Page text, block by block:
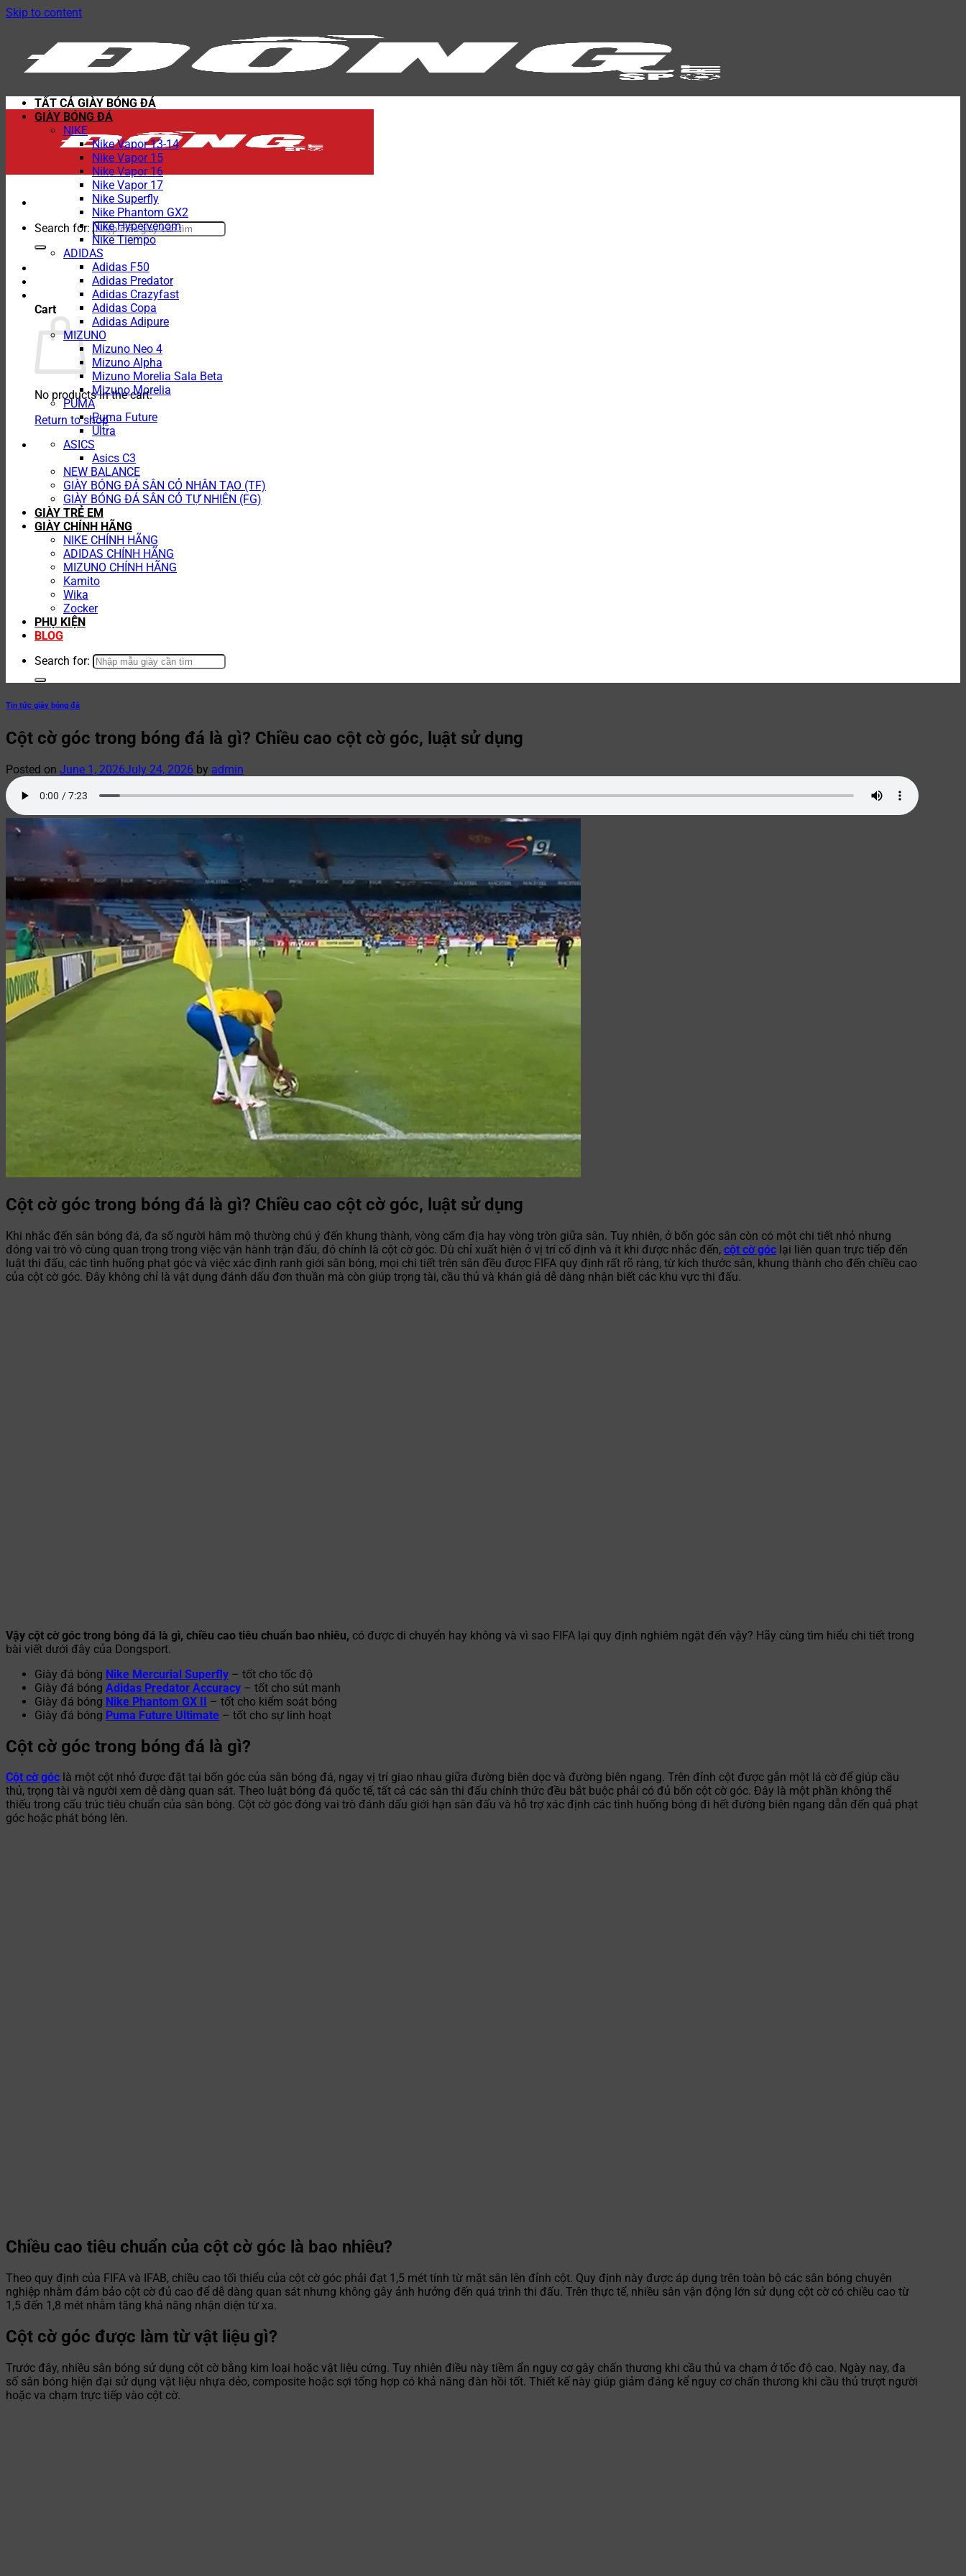
Skip to content
Search for:
Cart
No products in the cart.
Return to shop
TẤT CẢ GIÀY BÓNG ĐÁ
GIÀY BÓNG ĐÁ
NIKE
Nike Vapor 13-14
Nike Vapor 15
Nike Vapor 16
Nike Vapor 17
Nike Superfly
Nike Phantom GX2
Nike Hypervenom
Nike Tiempo
ADIDAS
Adidas F50
Adidas Predator
Adidas Crazyfast
Adidas Copa
Adidas Adipure
MIZUNO
Mizuno Neo 4
Mizuno Alpha
Mizuno Morelia Sala Beta
Mizuno Morelia
PUMA
Puma Future
Ultra
ASICS
Asics C3
NEW BALANCE
GIÀY BÓNG ĐÁ SÂN CỎ NHÂN TẠO (TF)
GIÀY BÓNG ĐÁ SÂN CỎ TỰ NHIÊN (FG)
GIÀY TRẺ EM
GIÀY CHÍNH HÃNG
NIKE CHÍNH HÃNG
ADIDAS CHÍNH HÃNG
MIZUNO CHÍNH HÃNG
Kamito
Wika
Zocker
PHỤ KIỆN
BLOG
Search for:
Tin tức giày bóng đá
Cột cờ góc trong bóng đá là gì? Chiều cao cột cờ góc, luật sử dụng
Posted on June 1, 2026July 24, 2026 by admin
Cột cờ góc trong bóng đá là gì? Chiều cao cột cờ góc, luật sử dụng
Khi nhắc đến sân bóng đá, đa số người hâm mộ thường chú ý đến khung thành, vòng cấm địa hay vòng tròn giữa sân. Tuy nhiên, ở bốn góc sân còn có một chi tiết nhỏ nhưng
đóng vai trò vô cùng quan trọng trong việc vận hành trận đấu, đó chính là cột cờ góc. Dù chỉ xuất hiện ở vị trí cố định và ít khi được nhắc đến, cột cờ góc lại liên quan trực tiếp đến
luật thi đấu, các tình huống phạt góc và việc xác định ranh giới sân bóng, mọi chi tiết trên sân đều được FIFA quy định rất rõ ràng, từ kích thước sân, khung thành cho đến chiều cao
của cột cờ góc. Đây không chỉ là vật dụng đánh dấu đơn thuần mà còn giúp trọng tài, cầu thủ và khán giả dễ dàng nhận biết các khu vực thi đấu.
Vậy cột cờ góc trong bóng đá là gì, chiều cao tiêu chuẩn bao nhiêu, có được di chuyển hay không và vì sao FIFA lại quy định nghiêm ngặt đến vậy? Hãy cùng tìm hiểu chi tiết trong
bài viết dưới đây của Dongsport.
Giày đá bóng Nike Mercurial Superfly – tốt cho tốc độ
Giày đá bóng Adidas Predator Accuracy – tốt cho sút mạnh
Giày đá bóng Nike Phantom GX II – tốt cho kiểm soát bóng
Giày đá bóng Puma Future Ultimate – tốt cho sự linh hoạt
Cột cờ góc trong bóng đá là gì?
Cột cờ góc là một cột nhỏ được đặt tại bốn góc của sân bóng đá, ngay vị trí giao nhau giữa đường biên dọc và đường biên ngang. Trên đỉnh cột được gắn một lá cờ để giúp cầu
thủ, trọng tài và người xem dễ dàng quan sát. Theo luật bóng đá quốc tế, tất cả các sân thi đấu chính thức đều bắt buộc phải có đủ bốn cột cờ góc. Đây là một phần không thể
thiếu trong cấu trúc tiêu chuẩn của sân bóng. Cột cờ góc đóng vai trò đánh dấu giới hạn sân đấu và hỗ trợ xác định các tình huống bóng đi hết đường biên ngang dẫn đến quả phạt
góc hoặc phát bóng lên.
Chiều cao tiêu chuẩn của cột cờ góc là bao nhiêu?
Theo quy định của FIFA và IFAB, chiều cao tối thiểu của cột cờ góc phải đạt 1,5 mét tính từ mặt sân lên đỉnh cột. Quy định này được áp dụng trên toàn bộ các sân bóng chuyên
nghiệp nhằm đảm bảo cột cờ đủ cao để dễ dàng quan sát nhưng không gây ảnh hưởng đến quá trình thi đấu. Trên thực tế, nhiều sân vận động lớn sử dụng cột cờ có chiều cao từ
1,5 đến 1,8 mét nhằm tăng khả năng nhận diện từ xa.
Cột cờ góc được làm từ vật liệu gì?
Trước đây, nhiều sân bóng sử dụng cột cờ bằng kim loại hoặc vật liệu cứng. Tuy nhiên điều này tiềm ẩn nguy cơ gây chấn thương khi cầu thủ va chạm ở tốc độ cao. Ngày nay, đa
số sân bóng hiện đại sử dụng vật liệu nhựa dẻo, composite hoặc sợi tổng hợp có khả năng đàn hồi tốt. Thiết kế này giúp giảm đáng kể nguy cơ chấn thương khi cầu thủ trượt người
hoặc va chạm trực tiếp vào cột cờ.